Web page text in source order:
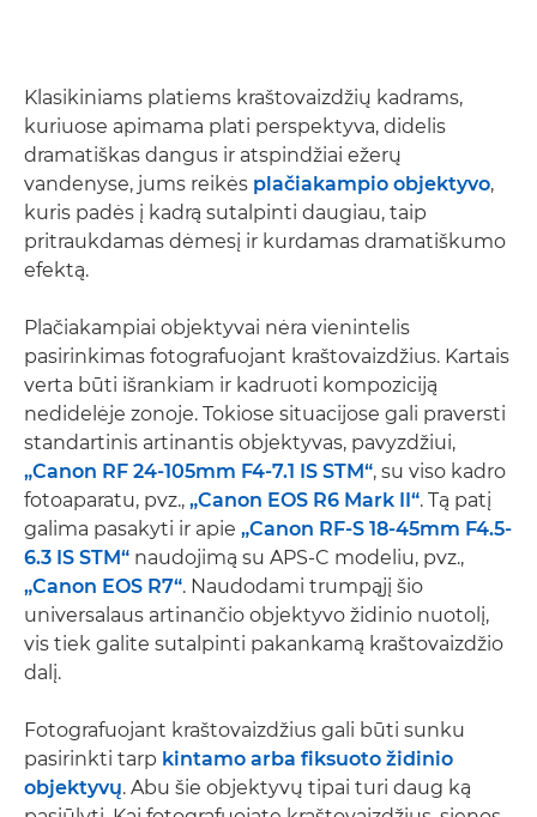
Klasikiniams platiems kraštovaizdžių kadrams,
kuriuose apimama plati perspektyva, didelis
dramatiškas dangus ir atspindžiai ežerų
vandenyse, jums reikės plačiakampio objektyvo,
kuris padės į kadrą sutalpinti daugiau, taip
pritraukdamas dėmesį ir kurdamas dramatiškumo
efektą.
Plačiakampiai objektyvai nėra vienintelis
pasirinkimas fotografuojant kraštovaizdžius. Kartais
verta būti išrankiam ir kadruoti kompoziciją
nedidelėje zonoje. Tokiose situacijose gali praversti
standartinis artinantis objektyvas, pavyzdžiui,
„Canon RF 24-105mm F4-7.1 IS STM“, su viso kadro
fotoaparatu, pvz., „Canon EOS R6 Mark II“. Tą patį
galima pasakyti ir apie „Canon RF-S 18-45mm F4.5-
6.3 IS STM“ naudojimą su APS-C modeliu, pvz.,
„Canon EOS R7“. Naudodami trumpąjį šio
universalaus artinančio objektyvo židinio nuotolį,
vis tiek galite sutalpinti pakankamą kraštovaizdžio
dalį.
Fotografuojant kraštovaizdžius gali būti sunku
pasirinkti tarp kintamo arba fiksuoto židinio
objektyvų. Abu šie objektyvų tipai turi daug ką